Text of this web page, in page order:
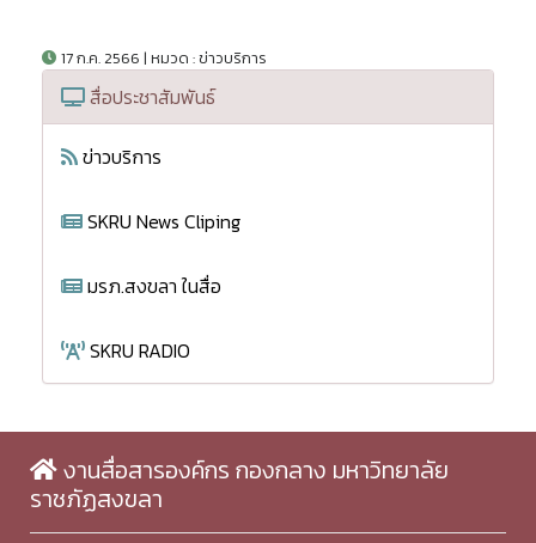
17 ก.ค. 2566 | หมวด : ข่าวบริการ
สื่อประชาสัมพันธ์
ข่าวบริการ
SKRU News Cliping
มรภ.สงขลา ในสื่อ
SKRU RADIO
งานสื่อสารองค์กร กองกลาง มหาวิทยาลัย
ราชภัฏสงขลา